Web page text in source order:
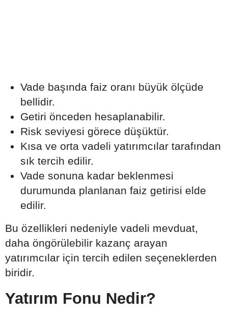
Vade başında faiz oranı büyük ölçüde
bellidir.
Getiri önceden hesaplanabilir.
Risk seviyesi görece düşüktür.
Kısa ve orta vadeli yatırımcılar tarafından
sık tercih edilir.
Vade sonuna kadar beklenmesi
durumunda planlanan faiz getirisi elde
edilir.
Bu özellikleri nedeniyle vadeli mevduat,
daha öngörülebilir kazanç arayan
yatırımcılar için tercih edilen seçeneklerden
biridir.
Yatırım Fonu Nedir?